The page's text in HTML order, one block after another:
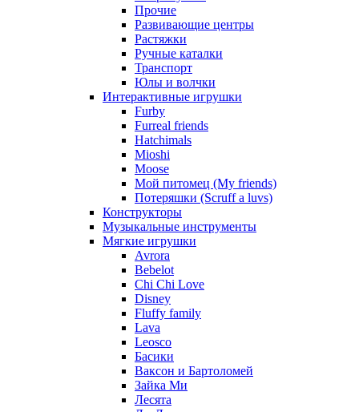
Прочие
Развивающие центры
Растяжки
Ручные каталки
Транспорт
Юлы и волчки
Интерактивные игрушки
Furby
Furreal friends
Hatchimals
Mioshi
Moose
Мой питомец (My friends)
Потеряшки (Scruff a luvs)
Конструкторы
Музыкальные инструменты
Мягкие игрушки
Avrora
Bebelot
Chi Chi Love
Disney
Fluffy family
Lava
Leosco
Басики
Ваксон и Бартоломей
Зайка Ми
Лесята